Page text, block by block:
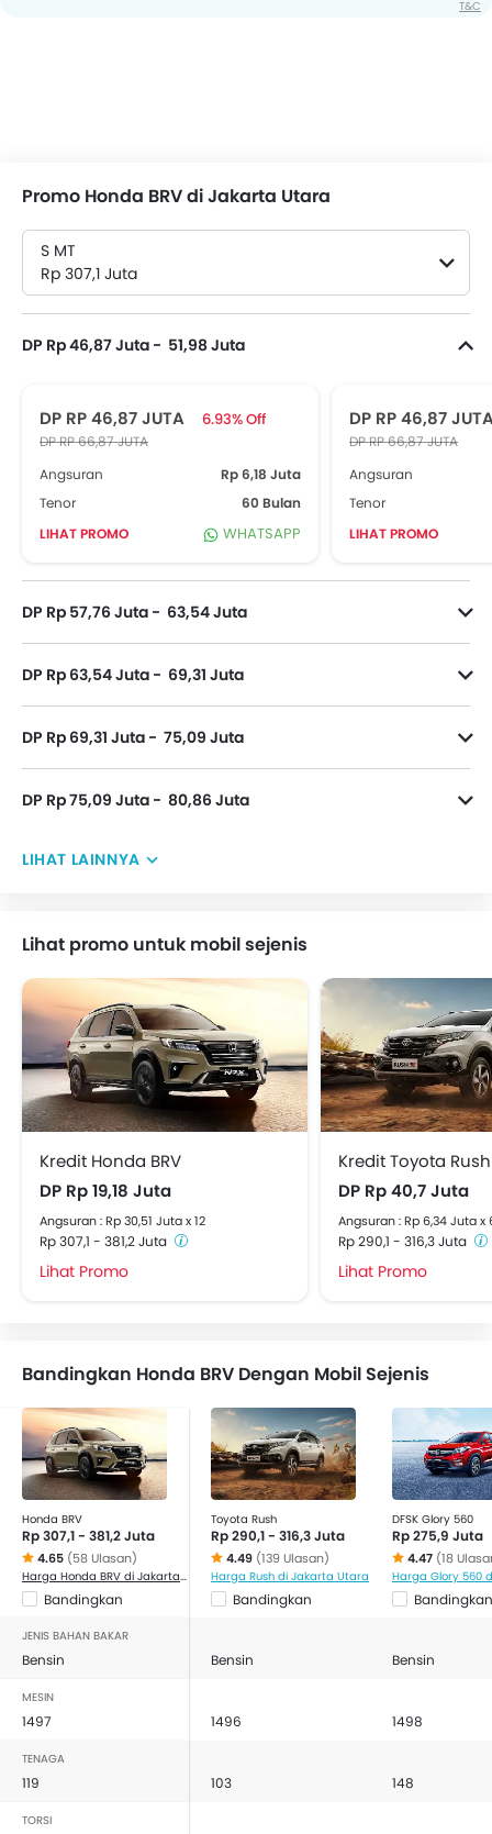
T&C
Promo Honda BRV di Jakarta Utara
S MT
Rp 307,1 Juta
DP Rp 46,87 Juta - 51,98 Juta
DP RP 46,87 JUTA 6.93% Off
DP RP 66,87 JUTA
Angsuran
Rp 6,18 Juta
Tenor
60 Bulan
LIHAT PROMO
WHATSAPP
DP RP 46,87
DP RP 66,87 JUTA
Angsuran
Tenor
LIHAT PROMO
DP Rp 57,76 Juta - 63,54 Juta
DP Rp 63,54 Juta - 69,31 Juta
DP Rp 69,31 Juta - 75,09 Juta
DP Rp 75,09 Juta - 80,86 Juta
LIHAT LAINNYA
Lihat promo untuk mobil sejenis
Kredit Honda BRV
DP Rp 19,18 Juta
Angsuran : Rp 30,51 Juta x 12
Rp 307,1 - 381,2 Juta
Lihat Promo
Kredit Toyota Rush
DP Rp 40,7 Juta
Angsuran : Rp 6,34 Juta x
Rp 290,1 - 316,3 Juta
Lihat Promo
Bandingkan Honda BRV Dengan Mobil Sejenis
Honda BRV
Rp 307,1 - 381,2 Juta
4.65 (58 Ulasan)
Harga Honda BRV di Jakarta Utara
Bandingkan
Toyota Rush
Rp 290,1 - 316,3 Juta
4.49 (139 Ulasan)
Harga Rush di Jakarta Utara
Bandingkan
DFSK Glory 560
Rp 275,9 Juta
4.47 (18
Bandingkan
JENIS BAHAN BAKAR
Bensin Bensin Bensin
MESIN
1497 1496 1498
TENAGA
119 103 148
TORSI